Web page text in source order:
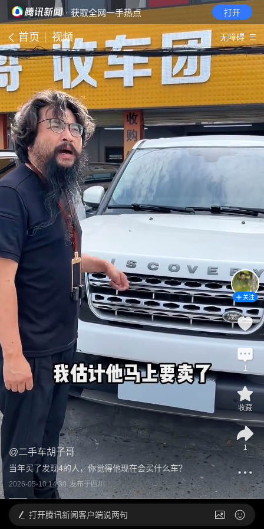
· 获取全网一手热点 打开
首页 视频 无障碍
@二手车胡子哥
当年买了发现4的人，你觉得他现在会买什么车？
2026-05-10 14:30 发布于四川
关注
1
收藏
1
打开腾讯新闻客户端说两句